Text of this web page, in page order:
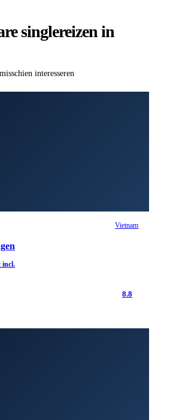
singlereizen in
interesseren
Vietnam
incl.
8.8